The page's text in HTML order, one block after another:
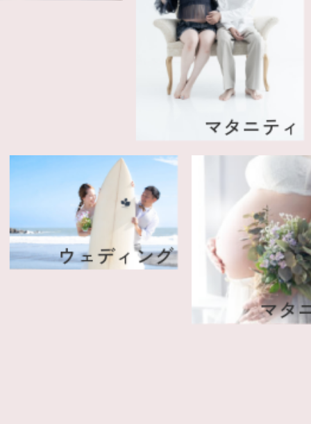
マタニティ
ウェディング